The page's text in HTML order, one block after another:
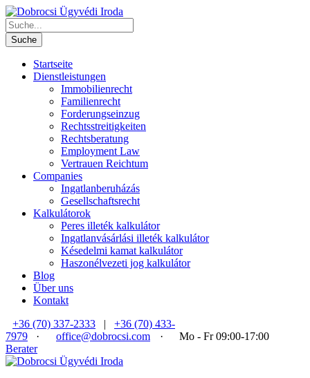
Startseite
Dienstleistungen
Immobilienrecht
Familienrecht
Forderungseinzug
Rechtsstreitigkeiten
Rechtsberatung
Employment Law
Vertrauen Reichtum
Companies
Ingatlanberuházás
Gesellschaftsrecht
Kalkulátorok
Peres illeték kalkulátor
Ingatlanvásárlási illeték kalkulátor
Késedelmi kamat kalkulátor
Haszonélvezeti jog kalkulátor
Blog
Über uns
Kontakt
+36 (70) 337-2333
|
+36 (70) 433-
7979
· office@dobrocsi.com ·
Mo - Fr 09:00-17:00
Berater